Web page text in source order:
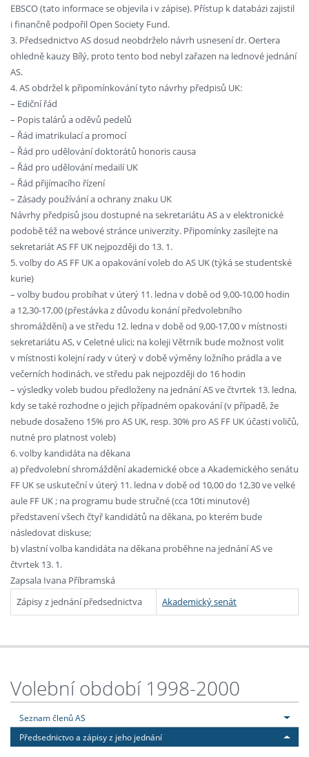
EBSCO (tato informace se objevila i v zápise). Přístup k databázi zajistil
i finančně podpořil Open Society Fund.
3. Předsednictvo AS dosud neobdrželo návrh usnesení dr. Oertera
ohledně kauzy Bílý, proto tento bod nebyl zařazen na lednové jednání
AS.
4. AS obdržel k připomínkování tyto návrhy předpisů UK:
– Ediční řád
– Popis talárů a oděvů pedelů
– Řád imatrikulací a promocí
– Řád pro udělování doktorátů honoris causa
– Řád pro udělování medailí UK
– Řád přijímacího řízení
– Zásady používání a ochrany znaku UK
Návrhy předpisů jsou dostupné na sekretariátu AS a v elektronické
podobě též na webové stránce univerzity. Připomínky zasílejte na
sekretariát AS FF UK nejpozději do 13. 1.
5. volby do AS FF UK a opakování voleb do AS UK (týká se studentské
kurie)
– volby budou probíhat v úterý 11. ledna v době od 9,00-10,00 hodin
a 12,30-17,00 (přestávka z důvodu konání předvolebního
shromáždění) a ve středu 12. ledna v době od 9,00-17,00 v místnosti
sekretariátu AS, v Celetné ulici; na koleji Větrník bude možnost volit
v místnosti kolejní rady v úterý v době výměny ložního prádla a ve
večerních hodinách, ve středu pak nejpozději do 16 hodin
– výsledky voleb budou předloženy na jednání AS ve čtvrtek 13. ledna,
kdy se také rozhodne o jejich případném opakování (v případě, že
nebude dosaženo 15% pro AS UK, resp. 30% pro AS FF UK účasti voličů,
nutné pro platnost voleb)
6. volby kandidáta na děkana
a) předvolební shromáždění akademické obce a Akademického senátu
FF UK se uskuteční v úterý 11. ledna v době od 10,00 do 12,30 ve velké
aule FF UK ; na programu bude stručné (cca 10ti minutové)
představení všech čtyř kandidátů na děkana, po kterém bude
následovat diskuse;
b) vlastní volba kandidáta na děkana proběhne na jednání AS ve
čtvrtek 13. 1.
Zapsala Ivana Příbramská
Zápisy z jednání předsednictva
Akademický senát
Volební období 1998-2000
Seznam členů AS
Předsednictvo a zápisy z jeho jednání